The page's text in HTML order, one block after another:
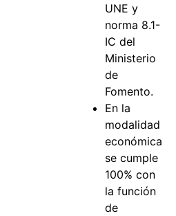
UNE y
norma 8.1-
IC del
Ministerio
de
Fomento.
En la
modalidad
económica
se cumple
100% con
la función
de